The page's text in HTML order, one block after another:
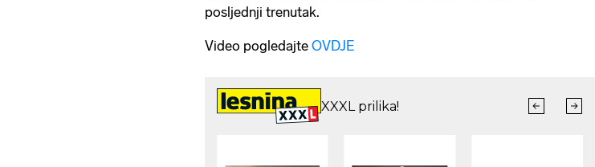
posljednji trenutak.
Video pogledajte OVDJE